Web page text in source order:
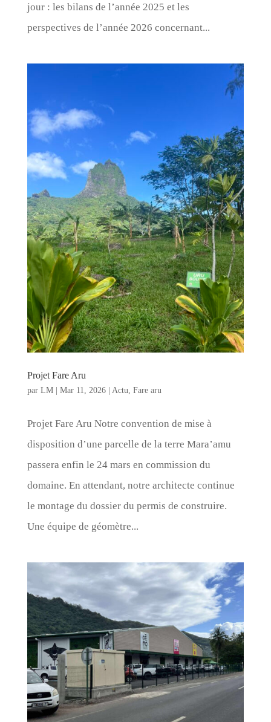
jour : les bilans de l’année 2025 et les
perspectives de l’année 2026 concernant...
Projet Fare Aru
par LM| Mar 11, 2026| Actu Fare aru
Projet Fare Aru Notre convention de mise à
disposition d’une parcelle de la terre Mara’amu
passera enfin le 24 mars en commission du
domaine. En attendant, notre architecte continue
le montage du dossier du permis de construire.
Une équipe de géomètre...